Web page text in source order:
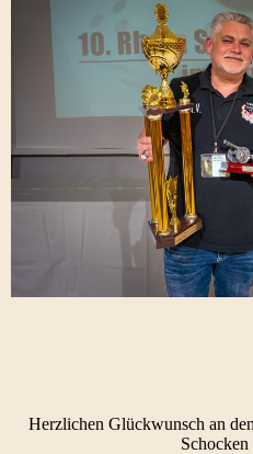
Herzlichen Glückwunsch an